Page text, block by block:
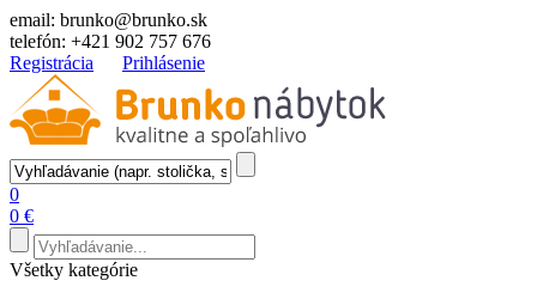
email: brunko@brunko.sk
telefón: +421 902 757 676
Registrácia
Prihlásenie
0
0 €
Všetky kategórie